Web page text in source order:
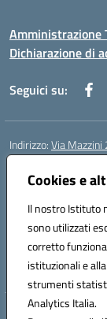
Cookies e
Il nostro Istituto
sono utilizzati
corretto
istituzionali e
strumenti
Analytics Italia.
Amministrazione
Dichiarazione di
Seguici su:
Indirizzo:Via Mazzini
Centralino:
Posta elettronica
Codice fiscale:
Codice
Codice Indice delle
Codice unico di